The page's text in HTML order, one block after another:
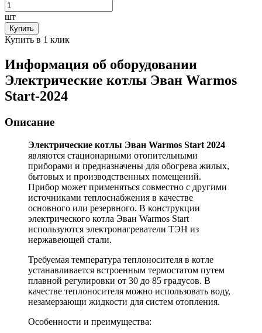
шт
Купить
Купить в 1 клик
Информация об оборудовании
Электрические котлы Эван Warmos
Start-2024
Описание
Электрические котлы Эван Warmos Start 2024
являются стационарными отопительными
приборами и предназначены для обогрева жилых,
бытовых и производственных помещений.
Прибор может применяться совместно с другими
источниками теплоснабжения в качестве
основного или резервного. В конструкции
электрического котла Эван Warmos Start
используются электронагреватели ТЭН из
нержавеющей стали.
Требуемая температура теплоносителя в котле
устанавливается встроенным термостатом путем
плавной регулировки от 30 до 85 градусов. В
качестве теплоносителя можно использовать воду,
незамерзающи жидкости для систем отопления.
Особенности и преимущества: